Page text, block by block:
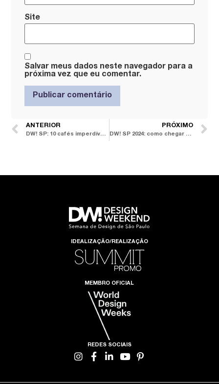
Site
Salvar meus dados neste navegador para a
próxima vez que eu comentar.
ANTERIOR
DW! SP: 10 cafés imperdíveis em São Paulo para conhecer
PRÓXIMO
DW! SP 2024: como chegar a São Paulo por terra e ar e curtir o festival
IDEALIZAÇÃO/REALIZAÇÃO
MEMBRO OFICIAL
REDES SOCIAIS